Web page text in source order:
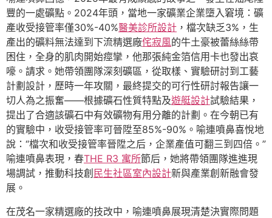
豐的一處礦點。2024年頭，當地一家礦業企業墮入窘境：礦
產收受接管率僅30%-40%醫美診所設計 ，檔次缺乏3%，生
產出的礦料無法達到下流精選廠侘寂風的牛土豪被蕾絲絲帶
困住，全身的肌肉開始痙攣，他那張純金箔信用卡也發出哀
嚎。請求。她帶領團隊深刻礦區，從取樣、實驗研討到工藝
計劃設計，歷時一年攻關，最終提交的可行性研討報告讓一
切人為之振奮——根據礦石性質特點及遊艇設計試驗結果，
提出了合適該礦石中有效礦物有用分離的計劃。在今朝已有
的實驗中，收受接管率可晉陞至85%-90%。喻連噴鼻喜悅地
說：“檔次和收受接管率晉陞之后，企業產值可翻三到四倍。”
喻連噴鼻表現，春THE R3 寓所節后，她將帶領團隊進進現
場調試，推動科技創 民生社區室內設計新與產業創新融會發
展。
在茂名一家精選廠的技改中，喻連噴鼻展現清楚決實際問題